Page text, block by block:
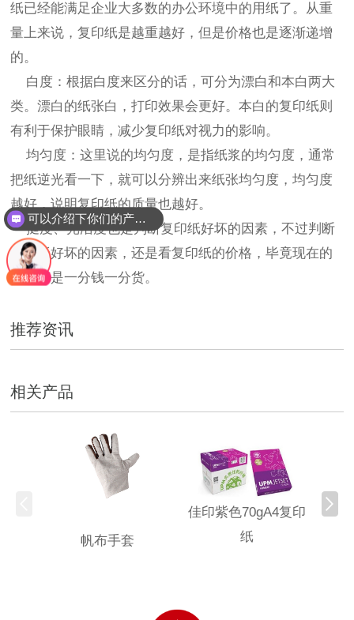
纸已经能满足企业大多数的办公环境中的用纸了。从重
量上来说，复印纸是越重越好，但是价格也是逐渐递增
的。
白度：根据白度来区分的话，可分为漂白和本白两大
类。漂白的纸张白，打印效果会更好。本白的复印纸则
有利于保护眼睛，减少复印纸对视力的影响。
均匀度：这里说的均匀度，是指纸浆的均匀度，通常
把纸逆光看一下，就可以分辨出来纸张均匀度，均匀度
越好，说明复印纸的质量也越好。
挺度、光洁度也是判断复印纸好坏的因素，不过判断
复印纸好坏的因素，还是看复印纸的价格，毕竟现在的
产品都是一分钱一分货。
推荐资讯
相关产品
帆布手套
佳印紫色70gA4复印
纸
可以介绍下你们的产品么？